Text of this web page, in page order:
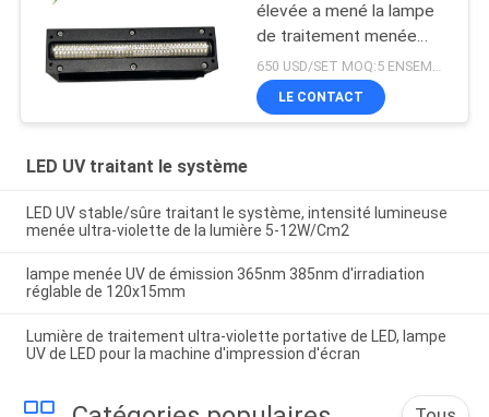
élevée a mené la lampe
de traitement menée
ultra-violette pour
l'imprimante UV à plat
LE CONTACT
LED UV traitant le système
LED UV stable/sûre traitant le système, intensité lumineuse
menée ultra-violette de la lumière 5-12W/Cm2
lampe menée UV de émission 365nm 385nm d'irradiation
réglable de 120x15mm
Lumière de traitement ultra-violette portative de LED, lampe
UV de LED pour la machine d'impression d'écran